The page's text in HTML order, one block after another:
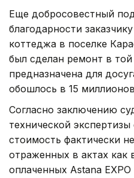
Еще добросовестный
благодарности
коттеджа в поселке
был сделан ремонт в
предназначена для
обошлось в 15
Согласно заключению
технической экспертизы
стоимость фактически
отраженных в актах как
оплаченных Astana